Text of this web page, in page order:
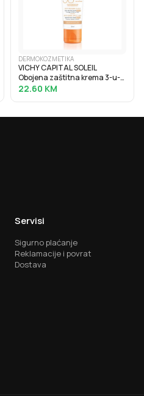
DERMOKOZMETIKA
VICHY CAPITAL SOLEIL
Obojena zaštitna krema 3-u-1
protiv tamnih mrlja SPF50+, 50
22.60 KM
Servisi
Sigurno plaćanje
Reklamacije i povrat
Dostava